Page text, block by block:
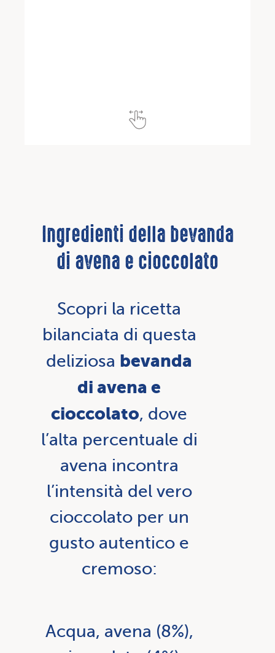
Ingredienti della bevanda
di avena e cioccolato
Scopri la ricetta
bilanciata di questa
deliziosa bevanda
di avena e
cioccolato, dove
l’alta percentuale di
avena incontra
l’intensità del vero
cioccolato per un
gusto autentico e
cremoso:
Acqua, avena (8%),